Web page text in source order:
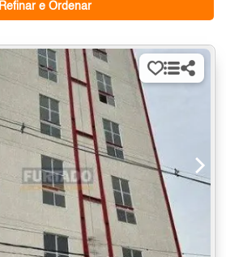
Refinar e Ordenar